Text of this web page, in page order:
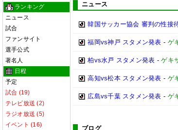
ランキング
ニュース
試合
ファンサイト
選手公式
著名人
日程
予定
試合 (19)
テレビ放送 (2)
ラジオ放送 (5)
イベント (16)
ニュース
韓国サッカー協会 審判の性接
福岡vs神戸 スタメン発表 - ゲ
柏vs水戸 スタメン発表 -ゲキ
高知vs松本 スタメン発表 - ゲ
広島vs千葉 スタメン発表 - ゲ
ブログ